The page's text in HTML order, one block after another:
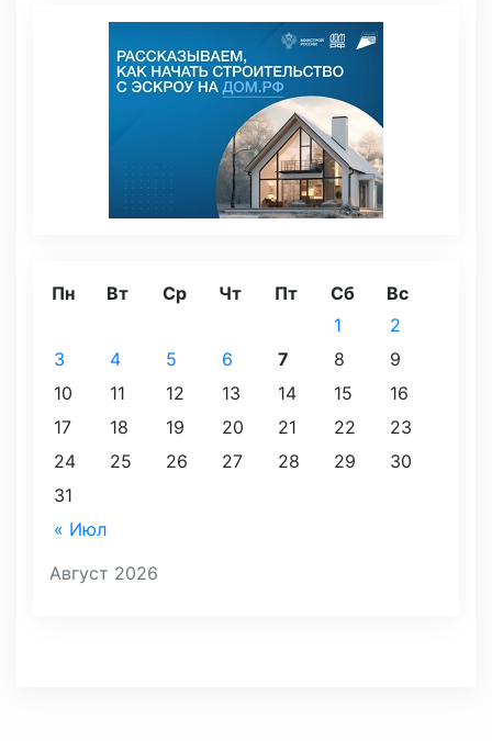
Август 2026
Пн Вт Ср Чт Пт Сб Вс
« Июл
1
2
3
4 5 6 7 8
9
10
11 12 13 14 15
16
17
18 19 20 21 22
23
24
25 26 27 28 29
30
31